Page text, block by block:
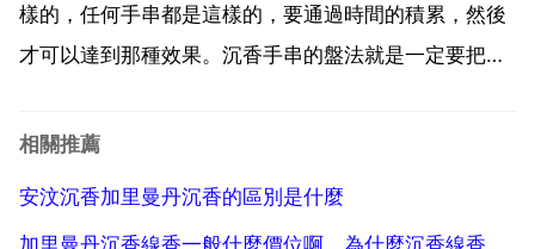
就會有...
樣的，任何手串都是這樣的，要通過時間的積累，然後
才可以達到那種效果。沉香手串的盤法就是一定要把雙
香手串沉香手串爬著水再談之前，先用純棉的手套或者
相關推薦
安汶沉香加里曼丹沉香的區別是什麼